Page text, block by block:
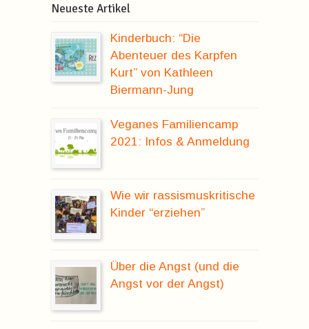
Neueste Artikel
Kinderbuch: “Die
Abenteuer des Karpfen
Kurt” von Kathleen
Biermann-Jung
Veganes Familiencamp
2021: Infos & Anmeldung
Wie wir rassismuskritische
Kinder “erziehen”
Über die Angst (und die
Angst vor der Angst)